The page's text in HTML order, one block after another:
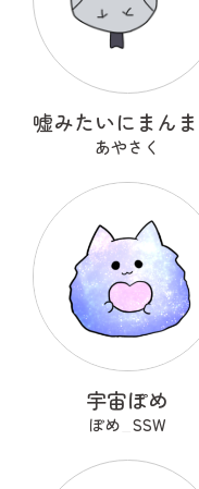
あやさく
宇宙ぽめ
ぽめ_SSW